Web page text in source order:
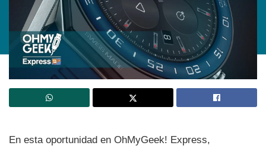
En esta oportunidad en OhMyGeek! Express,